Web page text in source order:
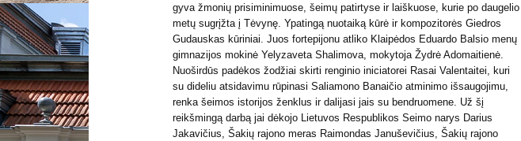
gyva žmonių prisiminimuose, šeimų patirtyse ir laiškuose, kurie po daugelio
metų sugrįžta į Tėvynę. Ypatingą nuotaiką kūrė ir kompozitorės Giedros
Gudauskas kūriniai. Juos fortepijonu atliko Klaipėdos Eduardo Balsio menų
gimnazijos mokinė Yelyzaveta Shalimova, mokytoja Žydrė Adomaitienė.
Nuoširdūs padėkos žodžiai skirti renginio iniciatorei Rasai Valentaitei, kuri
su dideliu atsidavimu rūpinasi Saliamono Banaičio atminimo išsaugojimu,
renka šeimos istorijos ženklus ir dalijasi jais su bendruomene. Už šį
reikšmingą darbą jai dėkojo Lietuvos Respublikos Seimo narys Darius
Jakavičius, Šakių rajono meras Raimondas Januševičius, Šakių rajono